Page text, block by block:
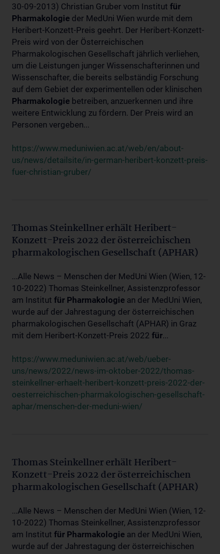
30-09-2013) Christian Gruber vom Institut für
Pharmakologie der MedUni Wien wurde mit dem
Heribert-Konzett-Preis geehrt. Der Heribert-Konzett-
Preis wird von der Österreichischen
Pharmakologischen Gesellschaft jährlich verliehen,
um die Leistungen junger Wissenschafterinnen und
Wissenschafter, die bereits selbständig Forschung
auf dem Gebiet der experimentellen oder klinischen
Pharmakologie betreiben, anzuerkennen und ihre
weitere Entwicklung zu fördern. Der Preis wird an
Personen vergeben...
https://www.meduniwien.ac.at/web/en/about-
us/news/detailsite/in-german-heribert-konzett-preis-
fuer-christian-gruber/
Thomas Steinkellner erhält Heribert-
Konzett-Preis 2022 der österreichischen
pharmakologischen Gesellschaft (APHAR)
...Alle News – Menschen der MedUni Wien (Wien, 12-
10-2022) Thomas Steinkellner, Assistenzprofessor
am Institut für Pharmakologie an der MedUni Wien,
wurde auf der Jahrestagung der österreichischen
pharmakologischen Gesellschaft (APHAR) in Graz
mit dem Heribert-Konzett-Preis 2022 für...
https://www.meduniwien.ac.at/web/ueber-
uns/news/2022/news-im-oktober-2022/thomas-
steinkellner-erhaelt-heribert-konzett-preis-2022-der-
oesterreichischen-pharmakologischen-gesellschaft-
aphar/menschen-der-meduni-wien/
Thomas Steinkellner erhält Heribert-
Konzett-Preis 2022 der österreichischen
pharmakologischen Gesellschaft (APHAR)
...Alle News – Menschen der MedUni Wien (Wien, 12-
10-2022) Thomas Steinkellner, Assistenzprofessor
am Institut für Pharmakologie an der MedUni Wien,
wurde auf der Jahrestagung der österreichischen